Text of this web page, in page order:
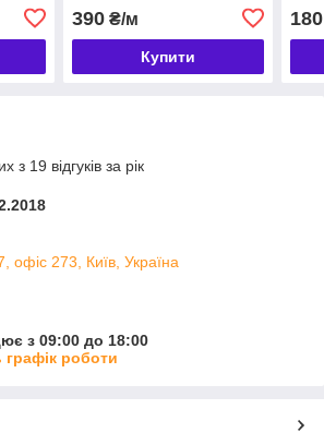
390₴/м
Купити
180
з 19 відгуків за рік
офіс 273, Київ, Україна
з 09:00 до 18:00
графік роботи